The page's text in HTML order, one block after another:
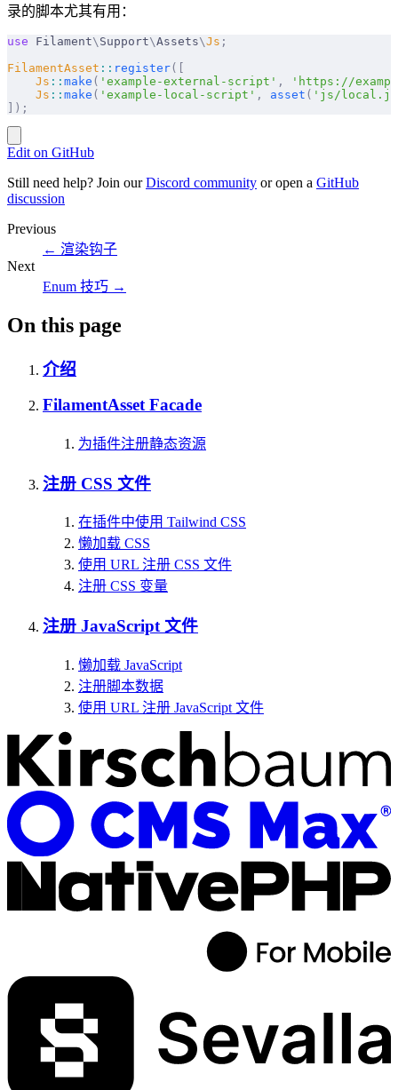
录的脚本尤其有用：
use Filament\ Support\Assets\Js ;
FilamentAsset :: register([
    Js
:: make ( 'example-external-script' ,
'https://
    Js
:: make ( 'example-local-script' , asset ( 'js/
]);
Edit on GitHub
Still need help? Join ourDiscord community or open a GitHub
discussion
Previous
← 渲染钩子
Next
Enum 技巧 →
On this page
介绍
FilamentAsset Facade
为插件注册静态资源
注册 CSS 文件
在插件中使用 Tailwind CSS
懒加载 CSS
使用 URL 注册 CSS 文件
注册 CSS 变量
注册 JavaScript 文件
懒加载 JavaScript
注册脚本数据
使用 URL 注册 JavaScript 文件